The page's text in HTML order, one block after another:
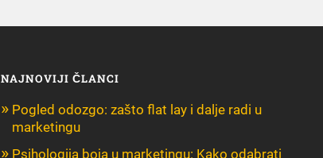
NAJNOVIJI ČLANCI
Pogled odozgo: zašto flat lay i dalje radi u
marketingu
Psihologija boja u marketingu: Kako odabrati